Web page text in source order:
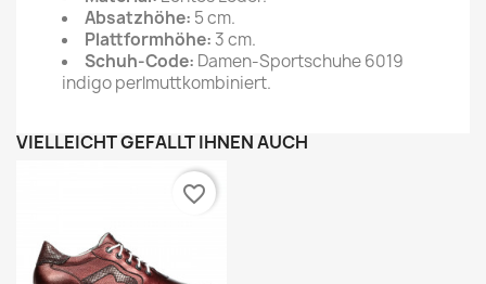
Absatzhöhe: 5 cm.
Plattformhöhe:3 cm.
Schuh-Code: Damen-Sportschuhe 6019
indigo perlmuttkombiniert.
VIELLEICHT GEFÄLLT IHNEN AUCH
favorite_border